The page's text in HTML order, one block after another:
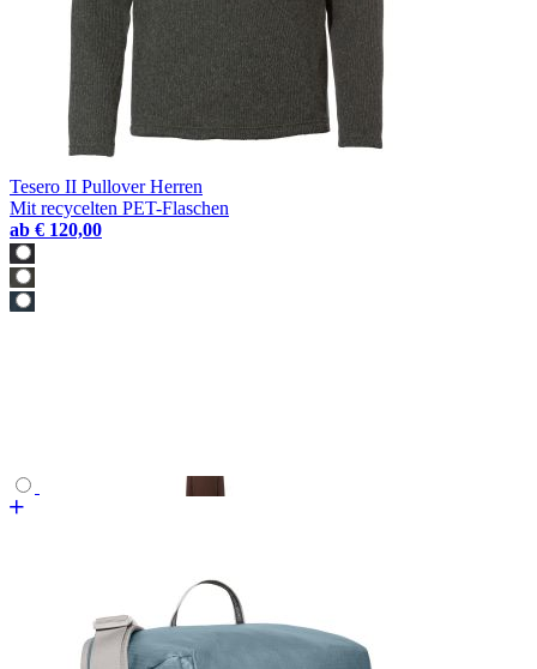
Tesero II Pullover Herren
Mit recycelten PET-Flaschen
ab € 120,00